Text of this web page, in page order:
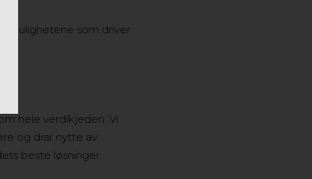
mulighetene som driver
hele verdikjeden. Vi
og drar nytte av
beste løsninger.